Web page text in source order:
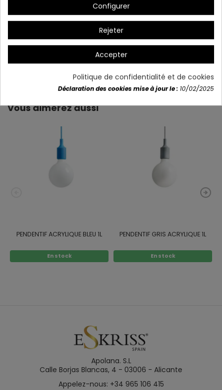
Détails du produit
Vous aimerez aussi
PENDENTIF ACRYLIQUE BLEU 1L
En stock
PENDENTIF GRIS ACRYLIQUE 1L
En stock
Apolana. S.L
Calle Borjas Blancas, 4 - 03006 - Alicante
Appelez-nous: +34 965 106 415
Configurer
Rejeter
Accepter
Politique de confidentialité et de cookies
Déclaration des cookies mise à jour le : 10/02/2025